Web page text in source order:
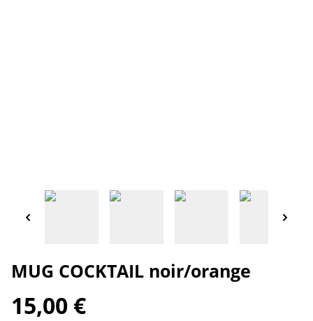
MUG COCKTAIL noir/orange
15,00 €